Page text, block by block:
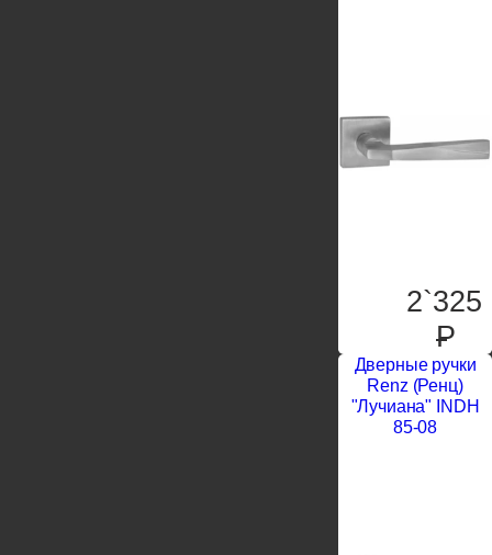
2`325
P
Дверные ручки
Renz (Ренц)
"Лучиана" INDH
85-08